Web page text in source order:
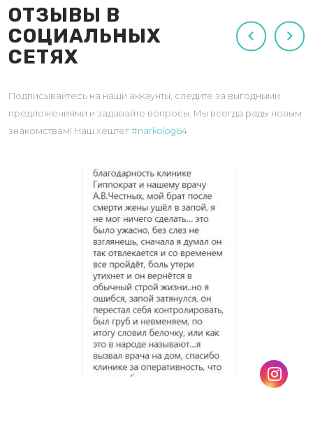
ОТЗЫВЫ В
СОЦИАЛЬНЫХ
СЕТЯХ
Подписывайтесь на наши аккаунты, следите за выгодными
предложениями и задавайте вопросы. Мы всегда рады новым
знакомствам! Наш хештег #narkolog64